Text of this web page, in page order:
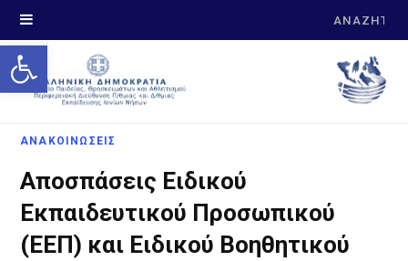
Open toolbar
Search
ΑΝΑΚΟΙΝΩΣΕΙΣ
Αποσπάσεις Ειδικού
Εκπαιδευτικού Προσωπικού
(ΕΕΠ) και Ειδικού Βοηθητικού